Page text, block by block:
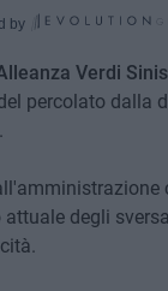
by
Verdi
percolato dalla
degli